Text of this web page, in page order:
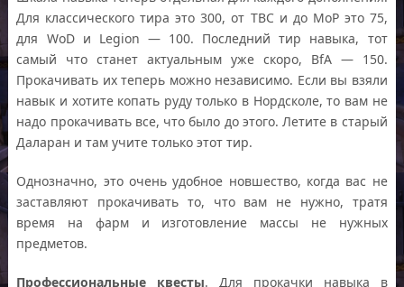
Для классического тира это 300, от TBC и до МоР это 75,
для WoD и Legion — 100. Последний тир навыка, тот
самый что станет актуальным уже скоро, BfA — 150.
Прокачивать их теперь можно независимо. Если вы взяли
навык и хотите копать руду только в Нордсколе, то вам не
надо прокачивать все, что было до этого. Летите в старый
Даларан и там учите только этот тир.
Однозначно, это очень удобное новшество, когда вас не
заставляют прокачивать то, что вам не нужно, тратя
время на фарм и изготовление массы не нужных
предметов.
Профессиональные квесты. Для прокачки навыка в